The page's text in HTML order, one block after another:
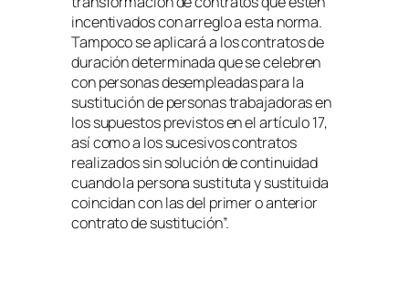
incentivados con arreglo a esta norma.
Tampoco se aplicará a los contratos de
duración determinada que se celebren
con personas desempleadas para la
sustitución de personas trabajadoras en
los supuestos previstos en el artículo 17,
así como a los sucesivos contratos
realizados sin solución de continuidad
cuando la persona sustituta y sustituida
coincidan con las del primer o anterior
contrato de sustitución”.